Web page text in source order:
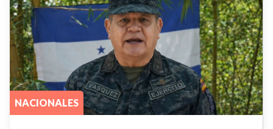
NACIONALES